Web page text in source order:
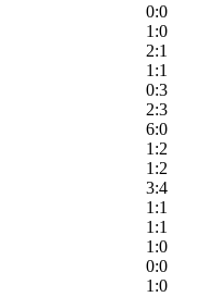
0:0
1:0
2:1
1:1
0:3
2:3
6:0
1:2
1:2
3:4
1:1
1:1
1:0
0:0
1:0